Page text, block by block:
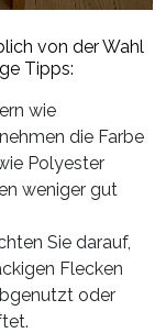
von der Wahl
Tipps:
wie
die Farbe
Polyester
weniger gut
Sie darauf,
Flecken
oder